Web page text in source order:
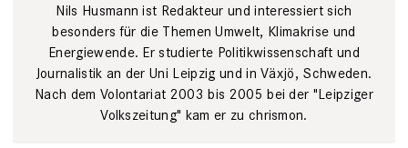
Nils Husmann ist Redakteur und interessiert sich
besonders für die Themen Umwelt, Klimakrise und
Energiewende. Er studierte Politikwissenschaft und
Journalistik an der Uni Leipzig und in Växjö, Schweden.
Nach dem Volontariat 2003 bis 2005 bei der "Leipziger
Volkszeitung" kam er zu chrismon.